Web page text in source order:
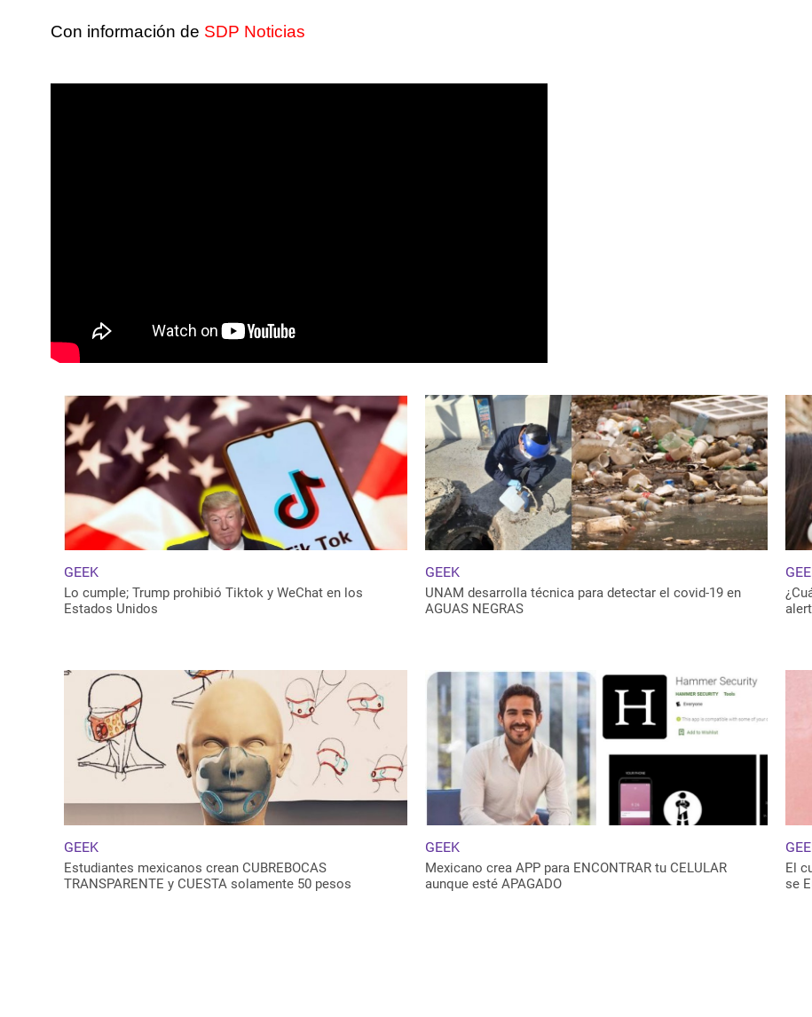
Con información de SDP Noticias
GEEK
Lo cumple; Trump prohibió Tiktok y WeChat en los
Estados Unidos
GEEK
UNAM desarrolla técnica para detectar el covid-19 en
AGUAS NEGRAS
GEEK
Estudiantes mexicanos crean CUBREBOCAS
TRANSPARENTE y CUESTA solamente 50 pesos
GEEK
Mexicano crea APP para ENCONTRAR tu CELULAR
aunque esté APAGADO
El
se